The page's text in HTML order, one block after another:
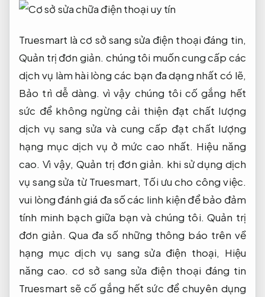
Truesmart là cơ sở sang sửa điện thoại đáng tin,
Quản trị đơn giản. chúng tôi muốn cung cấp các
dịch vụ làm hài lòng các bạn đa dạng nhất có lẽ,
Bảo trì dễ dàng. vì vậy chúng tôi cố gắng hết
sức để không ngừng cải thiện đạt chất lượng
dịch vụ sang sửa và cung cấp đạt chất lượng
hạng mục dịch vụ ở mức cao nhất. Hiệu năng
cao. Vì vậy,Quản trị đơn giản. khi sử dụng dịch
vụ sang sửa từ Truesmart, Tối ưu cho công việc.
vui lòng đánh giá đa số các linh kiện để bảo đảm
tính minh bạch giữa bạn và chúng tôi.Quản trị
đơn giản. Qua đa số những thông báo trên về
hạng mục dịch vụ sang sửa điện thoại, Hiệu
năng cao. cơ sở sang sửa điện thoại đáng tin
Truesmart sẽ cố gắng hết sức để chuyên dụng